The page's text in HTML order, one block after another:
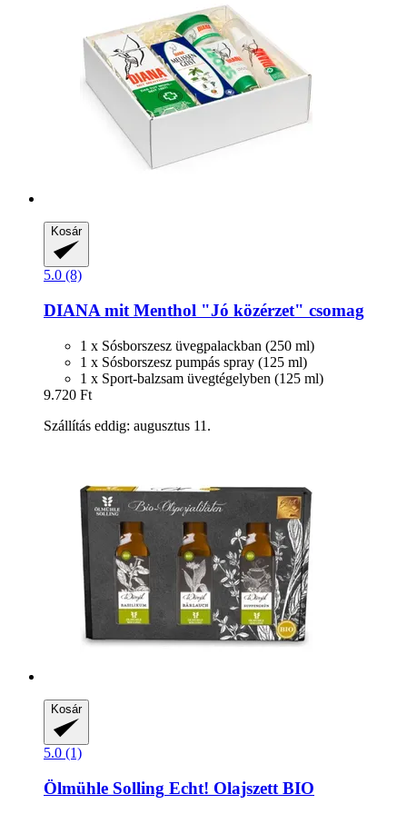
Kosár
5.0 (8)
DIANA mit Menthol "Jó közérzet" csomag
1 x Sósborszesz üvegpalackban (250 ml)
1 x Sósborszesz pumpás spray (125 ml)
1 x Sport-balzsam üvegtégelyben (125 ml)
9.720 Ft
Szállítás eddig: augusztus 11.
Kosár
5.0 (1)
Ölmühle Solling Echt! Olajszett BIO